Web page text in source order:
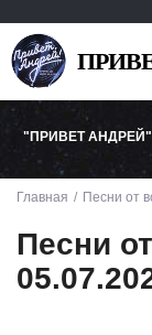
"ПРИВЕТ АНДРЕЙ"
Главная Песни от
Песни